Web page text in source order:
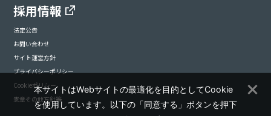
採用情報
法定公告
お問い合わせ
サイト運営方針
プライバシーポリシー
Cookieポリシー
憲章その他方針等
本サイトはWebサイトの最適化を目的としてCookie
を使用しています。以下の「同意する」ボタンを押下